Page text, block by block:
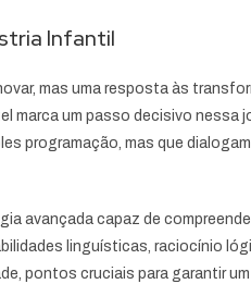
Infantil
mas uma resposta às
um passo decisivo nessa
programação, mas que
avançada capaz de
linguísticas, raciocínio
pontos cruciais para garantir